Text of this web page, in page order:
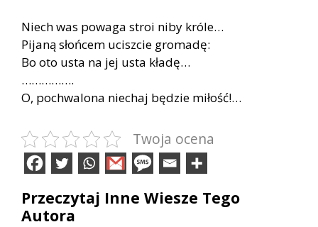
Niech was powaga stroi niby króle…
Pijaną słońcem uciszcie gromadę:
Bo oto usta na jej usta kładę…
…………….
O, pochwalona niechaj będzie miłość!…
Twoja ocena
Przeczytaj Inne Wiesze Tego
Autora